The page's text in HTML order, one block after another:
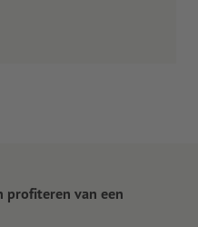
profiteren van een